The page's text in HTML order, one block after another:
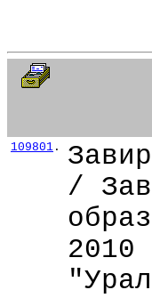
109801 .
/